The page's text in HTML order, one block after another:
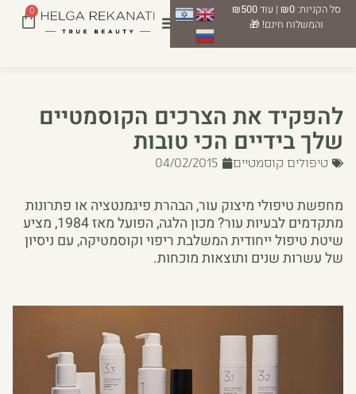
סל הקניות:₪0 | עוד₪500
והמשלוח חינם! 🎁
0
להפקיד את הצרכים הקוסמטיים
שלך בידיים הכי טובות
טיפולים קוסמטיים 04/02/2015
מחפשת טיפולי מיצוק עור, הבהרת פיגמנטציה או פתרונות
מתקדמים לבעיות עור? מכון הלגה, הפועל מאז 1984, מציע
שיטת טיפול ייחודית המשלבת ריפוי וקוסמטיקה, עם ניסיון
של עשרות שנים ותוצאות מוכחות.